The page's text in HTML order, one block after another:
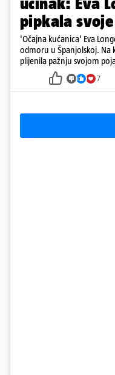
pipkala
'Očajna kućanica' Eva
odmoru u Španjolskoj. Na
plijenila pažnju svojom
7